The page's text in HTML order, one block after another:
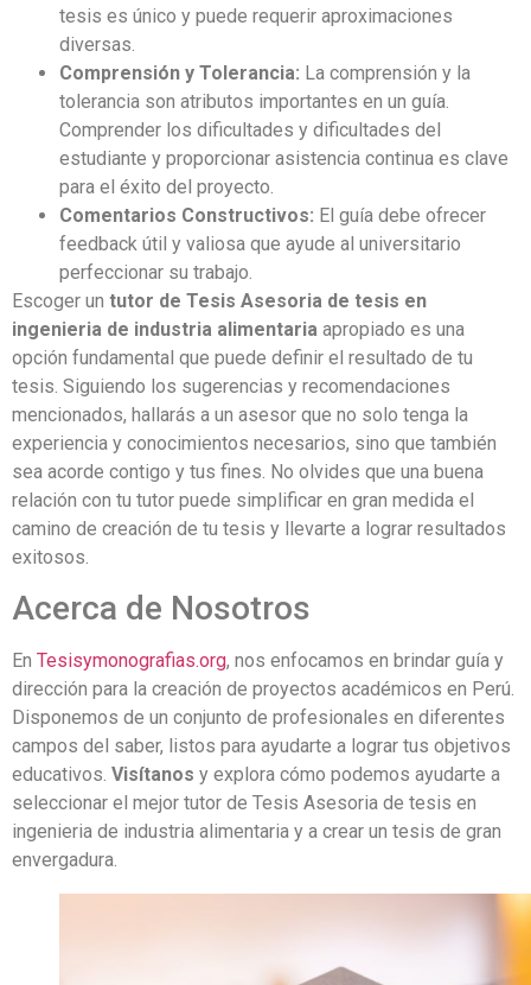
tesis es único y puede requerir aproximaciones
diversas.
Comprensión y Tolerancia: La comprensión y la
tolerancia son atributos importantes en un guía.
Comprender los dificultades y dificultades del
estudiante y proporcionar asistencia continua es clave
para el éxito del proyecto.
Comentarios Constructivos: El guía debe ofrecer
feedback útil y valiosa que ayude al universitario
perfeccionar su trabajo.
Escoger un tutor de Tesis Asesoria de tesis en
ingenieria de industria alimentaria apropiado es una
opción fundamental que puede definir el resultado de tu
tesis. Siguiendo los sugerencias y recomendaciones
mencionados, hallarás a un asesor que no solo tenga la
experiencia y conocimientos necesarios, sino que también
sea acorde contigo y tus fines. No olvides que una buena
relación con tu tutor puede simplificar en gran medida el
camino de creación de tu tesis y llevarte a lograr resultados
exitosos.
Acerca de Nosotros
En Tesisymonografias.org, nos enfocamos en brindar guía y
dirección para la creación de proyectos académicos en Perú.
Disponemos de un conjunto de profesionales en diferentes
campos del saber, listos para ayudarte a lograr tus objetivos
educativos. Visítanos y explora cómo podemos ayudarte a
seleccionar el mejor tutor de Tesis Asesoria de tesis en
ingenieria de industria alimentaria y a crear un tesis de gran
envergadura.